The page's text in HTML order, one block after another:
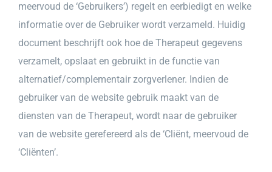
meervoud de ‘Gebruikers’) regelt en eerbiedigt en welke
informatie over de Gebruiker wordt verzameld. Huidig
document beschrijft ook hoe de Therapeut gegevens
verzamelt, opslaat en gebruikt in de functie van
alternatief/complementair zorgverlener. Indien de
gebruiker van de website gebruik maakt van de
diensten van de Therapeut, wordt naar de gebruiker
van de website gerefereerd als de ‘Cliënt, meervoud de
‘Cliënten’.